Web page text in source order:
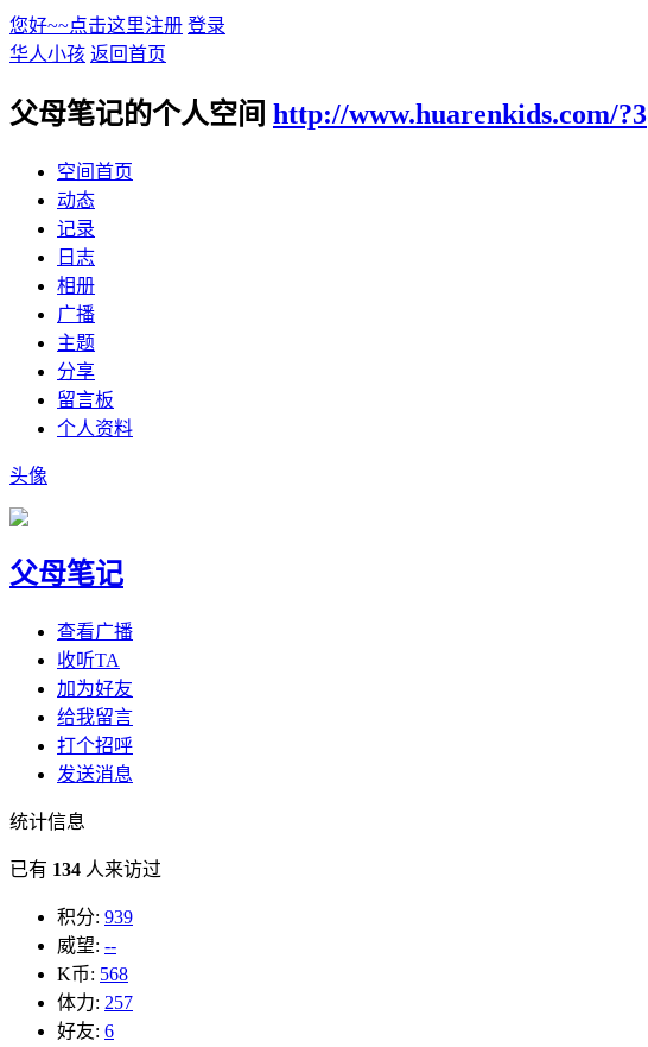
您好~~点击这里注册 登录
华人小孩 返回首页
父母笔记的个人空间 http://www.huarenkids.com/?3
空间首页
动态
记录
日志
相册
广播
主题
分享
留言板
个人资料
头像
父母笔记
查看广播
收听TA
加为好友
给我留言
打个招呼
发送消息
统计信息
已有 134 人来访过
积分: 939
威望: --
K币: 568
体力: 257
好友: 6